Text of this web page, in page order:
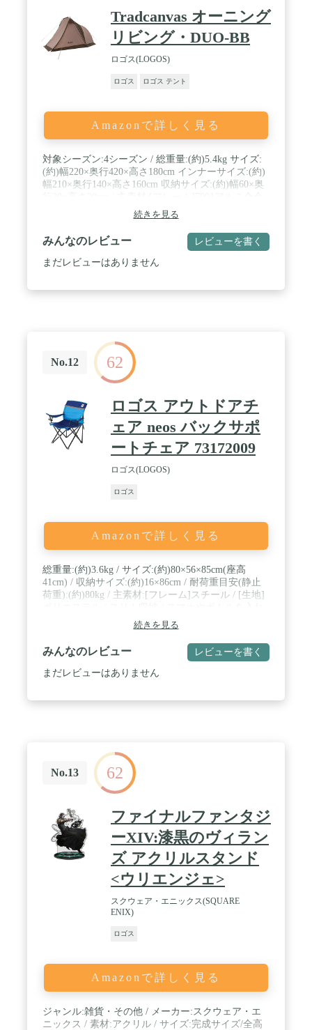
Tradcanvas オーニング
リビング・DUO-BB
ロゴス(LOGOS)
ロゴス ロゴス テント
Amazonで詳しく見る
対象シーズン:4シーズン / 総重量:(約)5.4kg サイズ:
(約)幅220×奥行420×高さ180cm インナーサイズ:(約)
幅210×奥行140×高さ160cm 収納サイズ:(約)幅60×奥
[フライシート]難燃性バルキーポリタフタ(耐水圧
2000mm、uv-cut加工) [インナーシート]ポリタフタ
(ブリーザブル撥水加工) [フロアシート]バルキーポ
リタフタ(耐水圧3000mm) [メッシュ]ポリエステル /
人気のduoサイズがハイポジションタイプに。 / 後
続きを見る
みんなのレビュー レビューを書く
まだレビューはありません
No.12 62
ロゴス アウトドアチ
ェア neos バックサポ
ートチェア 73172009
ロゴス(LOGOS)
ロゴス
Amazonで詳しく見る
総重量:(約)3.6kg / サイズ:(約)80×56×85cm(座高
41cm) / 収納サイズ:(約)16×86cm / 耐荷重目安(静止
荷重):(約)80kg / 主素材:[フレーム]スチール / [生地]
ることができるポケット付き / 収納バッグ付き
続きを見る
みんなのレビュー レビューを書く
まだレビューはありません
No.13 62
ファイナルファンタジ
ーXIV:漆黒のヴィラン
ズ アクリルスタンド
<ウリエンジェ>
スクウェア・エニックス(SQUARE
ENIX)
ロゴス
Amazonで詳しく見る
ジャンル:雑貨・その他 / メーカー:スクウェア・エ
ニックス / 素材:アクリル / サイズ:完成サイズ/全高